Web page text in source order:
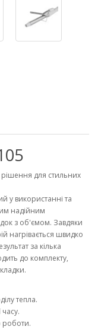
для стильних
у використанні та
надійним
з об'ємом. Завдяки
нагрівається швидко
за кілька
до комплекту,
тепла.
роботи.